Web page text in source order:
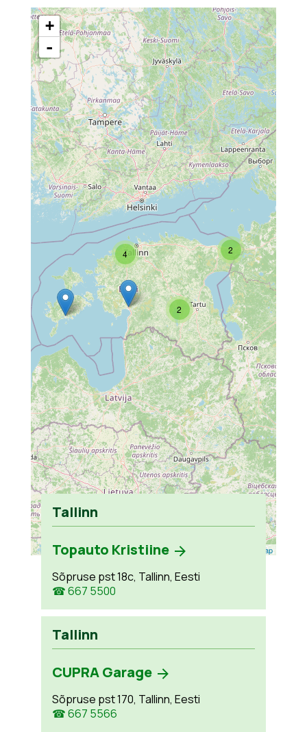
2
2
4
+
-
Leaflet OpenStreetMap
Tallinn
Topauto Kristiine
Sõpruse pst 18c, Tallinn, Eesti
☎ 667 5500
Tallinn
CUPRA Garage
Sõpruse pst 170, Tallinn, Eesti
☎ 667 5566